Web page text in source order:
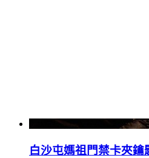
白沙屯媽祖門禁卡夾鑰